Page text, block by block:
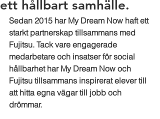
ett hållbart samhälle.
Sedan 2015 har My Dream Now haft ett
starkt partnerskap tillsammans med
Fujitsu. Tack vare engagerade
medarbetare och insatser för social
hållbarhet har My Dream Now och
Fujitsu tillsammans inspirerat elever till
att hitta egna vägar till jobb och
drömmar.